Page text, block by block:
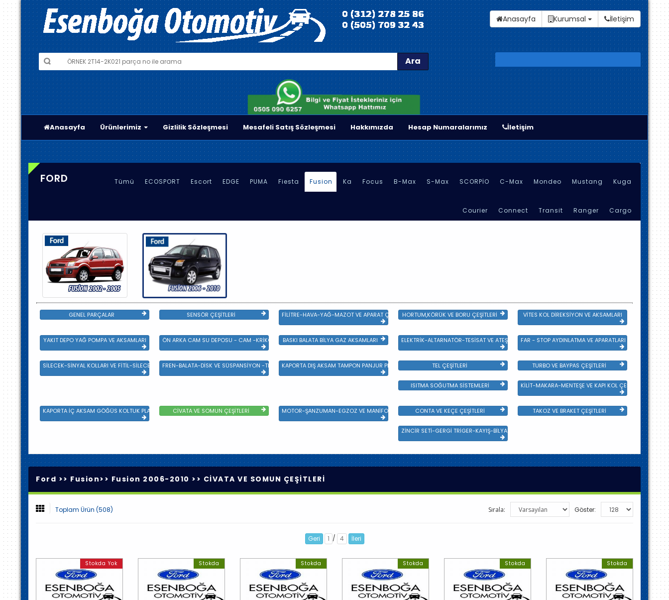
Anasayfa Kurumsal İletişim
Ara
Anasayfa Ürünlerimiz Gizlilik Sözleşmesi Mesafeli Satış Sözleşmesi Hakkımızda Hesap Numaralarımız İletişim
FORD Tümü ECOSPORT Escort EDGE PUMA Fiesta Fusion Ka Focus B-Max S-Max SCORPİO C-Max Mondeo Mustang Kuga
Courier Connect Transit Ranger Cargo
GENEL PARÇALAR SENSÖR ÇEŞİTLERİ FİLİTRE-HAVA-YAĞ-MAZOT VE APARAT ÇEŞİTLERİHORTUM,KÖRÜK VE BORU ÇEŞİTLERİ VİTES KOL DİREKSİYON VE AKSAMLARI
YAKIT DEPO YAĞ POMPA VE AKSAMLARI ÖN ARKA CAM SU DEPOSU - CAM -KRİKO VE AYNA ÇEŞİTLERBASKI BALATA BİLYA GAZ AKSAMLARI ELEKTRİK-ALTARNATÖR-TESİSAT VE ATEŞLEME GRBFAR - STOP AYDINLATMA VE APARATLARI
SİLECEK-SİNYAL KOLLARI VE FİTİL-SİLECEK ÇEŞİTLERİFREN-BALATA-DİSK VE SÜSPANSİYON -TEKER ÖN-ARKA TAKIM VE YÜRÜYEN AKSAMLAR
KAPORTA DIŞ AKSAM TAMPON PANJUR PLASTİK VE SAC AKSAMTEL ÇEŞİTLERİ TURBO VE BAYPAS ÇEŞİTLERİ
ISITMA SOĞUTMA SİSTEMLERİ KİLİT-MAKARA-MENTEŞE VE KAPI KOL ÇEŞİTLERİ
KAPORTA İÇ AKSAM GÖĞÜS KOLTUK PLASTİK VE SAC AKSAMCİVATA VE SOMUN ÇEŞİTLERİ MOTOR-ŞANZUMAN-EGZOZ VE MANİFOLD CONTA VE KEÇE ÇEŞİTLERİ TAKOZ VE BRAKET ÇEŞİTLERİ
ZİNCİR SETİ-GERGİ TRİGER-KAYIŞ-BİLYA VE DEVİRDAİM
Ford >> Fusion>> Fusion 2006-2010 >> CİVATA VE SOMUN ÇEŞİTLERİ
Toplam Ürün (508) Göster:
Sırala:
Geri 1 / 4 İleri
Stokda Yok Stokda Stokda Stokda Stokda Stokda